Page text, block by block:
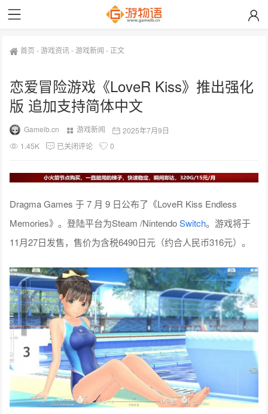
首页 -游戏资讯-游戏新闻 - 正文
恋爱冒险游戏《LoveR Kiss》推出强化
版 追加支持简体中文
Gameib.cn 游戏新闻
2025年7月9日
1.45K
已关闭评论 0
Dragma Games 于 7 月 9 日公布了《LoveR Kiss Endless
Memories》。登陆平台为Steam /NintendoSwitch。游戏将于
11月27日发售，售价为含税6490日元（约合人民币316元）。